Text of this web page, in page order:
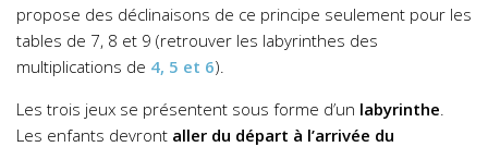
propose des déclinaisons de ce principe seulement pour les
tables de 7, 8 et 9 (retrouver les labyrinthes des
multiplications de 4, 5 et 6).
Les trois jeux se présentent sous forme d’un labyrinthe
Les enfants devront aller du départ à l’arrivée du